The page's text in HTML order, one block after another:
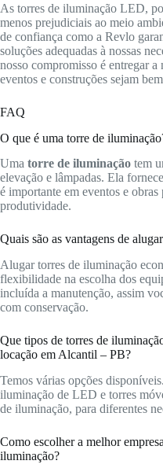
As torres de iluminação LED,
menos prejudiciais ao meio
de confiança como a Revlo
soluções adequadas à nossas
nosso compromisso é entregar
eventos e construções sejam
FAQ
O que é uma torre de
Uma torre de iluminação tem
elevação e lâmpadas. Ela
é importante em eventos e obras
produtividade.
Quais são as vantagens de
Alugar torres de iluminação
flexibilidade na escolha dos
incluída a manutenção, assim
com conservação.
Que tipos de torres de
locação em Alcantil – PB?
Temos várias opções
iluminação de LED e torres
de iluminação, para diferentes
Como escolher a melhor
iluminação?